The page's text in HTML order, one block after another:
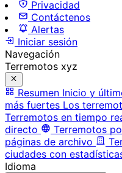
Privacidad
Contáctenos
Alertas
Iniciar sesión
Navegación
Terremotos xyz
Resumen Inicio y
más fuertes Los
Terremotos en tiempo
directo
Terremotos
páginas de archivo
ciudades con
Idioma